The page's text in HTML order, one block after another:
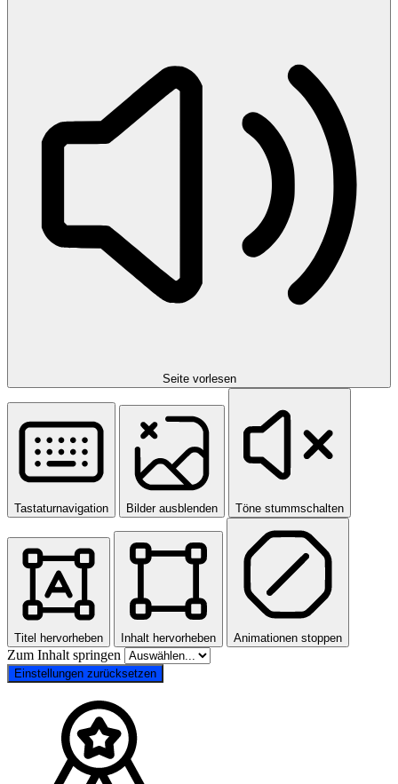
Seite vorlesen
Tastaturnavigation Bilder ausblenden Töne stummschalten
Titel hervorheben Inhalt hervorheben Animationen stoppen
Zum Inhalt springen
Einstellungen zurücksetzen